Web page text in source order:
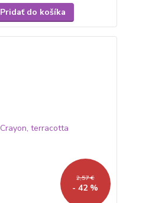
Pridať do košíka
2,57 €
- 42 %